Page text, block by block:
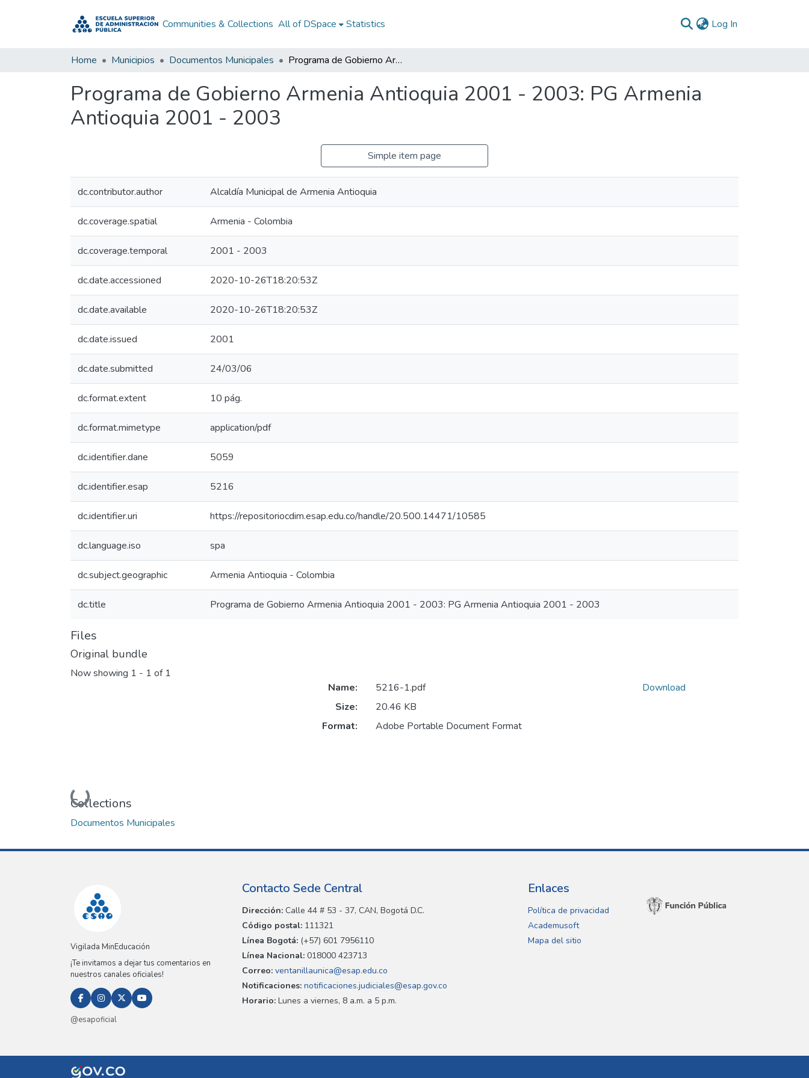
Communities & Collections All of DSpace Statistics Log In
Home Municipios Documentos Municipales Programa de Gobierno Armenia Antioquia 2001 - 2003: PG Armenia Antioquia 2001 - 2003
Programa de Gobierno Armenia Antioquia 2001 - 2003: PG Armenia
Antioquia 2001 - 2003
Simple item page
dc.contributor.author Alcaldía Municipal de Armenia Antioquia
dc.coverage.spatial Armenia - Colombia
dc.coverage.temporal 2001 - 2003
dc.date.accessioned 2020-10-26T18:20:53Z
dc.date.available 2020-10-26T18:20:53Z
dc.date.issued 2001
dc.date.submitted 24/03/06
dc.format.extent 10 pág.
dc.format.mimetype application/pdf
dc.identifier.dane 5059
dc.identifier.esap 5216
dc.identifier.uri https://repositoriocdim.esap.edu.co/handle/20.500.14471/10585
dc.language.iso spa
dc.subject.geographic Armenia Antioquia - Colombia
dc.title Programa de Gobierno Armenia Antioquia 2001 - 2003: PG Armenia Antioquia 2001 - 2003
Files
Original bundle
Now showing 1 - 1 of 1
Loading...
Name:
5216-1.pdf
Size:
20.46 KB
Format:
Adobe Portable Document Format
Download
Collections
Documentos Municipales
Vigilada MinEducación
¡Te invitamos a dejar tus comentarios en
nuestros canales oficiales!
@esapoficial
Contacto Sede Central
Dirección: Calle 44 # 53 - 37, CAN, Bogotá D.C.
Código postal: 111321
Línea Bogotá: (+57) 601 7956110
Línea Nacional: 018000 423713
Correo: ventanillaunica@esap.edu.co
Notificaciones: notificaciones.judiciales@esap.gov.co
Horario: Lunes a viernes, 8 a.m. a 5 p.m.
Enlaces
Política de privacidad
Academusoft
Mapa del sitio